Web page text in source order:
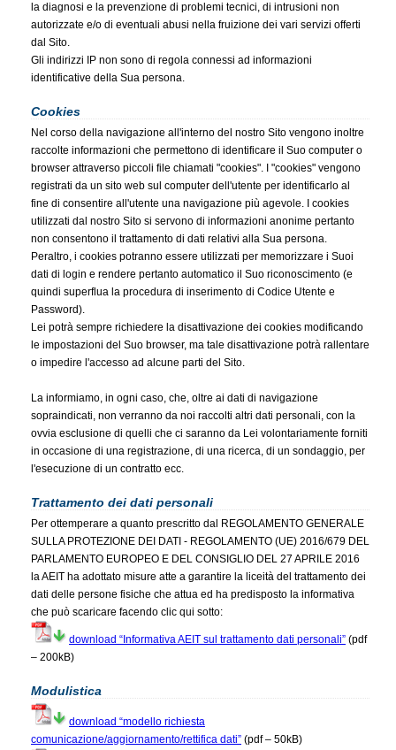
la diagnosi e la prevenzione di problemi tecnici, di intrusioni non
autorizzate e/o di eventuali abusi nella fruizione dei vari servizi offerti
dal Sito.
Gli indirizzi IP non sono di regola connessi ad informazioni
identificative della Sua persona.
Cookies
Nel corso della navigazione all'interno del nostro Sito vengono inoltre
raccolte informazioni che permettono di identificare il Suo computer o
browser attraverso piccoli file chiamati "cookies". I "cookies" vengono
registrati da un sito web sul computer dell'utente per identificarlo al
fine di consentire all'utente una navigazione più agevole. I cookies
utilizzati dal nostro Sito si servono di informazioni anonime pertanto
non consentono il trattamento di dati relativi alla Sua persona.
Peraltro, i cookies potranno essere utilizzati per memorizzare i Suoi
dati di login e rendere pertanto automatico il Suo riconoscimento (e
quindi superflua la procedura di inserimento di Codice Utente e
Password).
Lei potrà sempre richiedere la disattivazione dei cookies modificando
le impostazioni del Suo browser, ma tale disattivazione potrà rallentare
o impedire l'accesso ad alcune parti del Sito.
La informiamo, in ogni caso, che, oltre ai dati di navigazione
sopraindicati, non verranno da noi raccolti altri dati personali, con la
ovvia esclusione di quelli che ci saranno da Lei volontariamente forniti
in occasione di una registrazione, di una ricerca, di un sondaggio, per
l'esecuzione di un contratto ecc.
Trattamento dei dati personali
Per ottemperare a quanto prescritto dal REGOLAMENTO GENERALE
SULLA PROTEZIONE DEI DATI - REGOLAMENTO (UE) 2016/679 DEL
PARLAMENTO EUROPEO E DEL CONSIGLIO DEL 27 APRILE 2016
la AEIT ha adottato misure atte a garantire la liceità del trattamento dei
dati delle persone fisiche che attua ed ha predisposto la informativa
che può scaricare facendo clic qui sotto:
download “Informativa AEIT sul trattamento dati personali” (pdf
– 200kB)
Modulistica
download “modello richiesta
comunicazione/aggiornamento/rettifica dati” (pdf – 50kB)